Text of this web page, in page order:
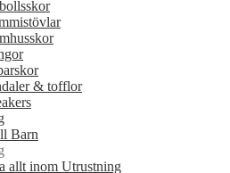
& tofflor
Barn
allt inom Utrustning